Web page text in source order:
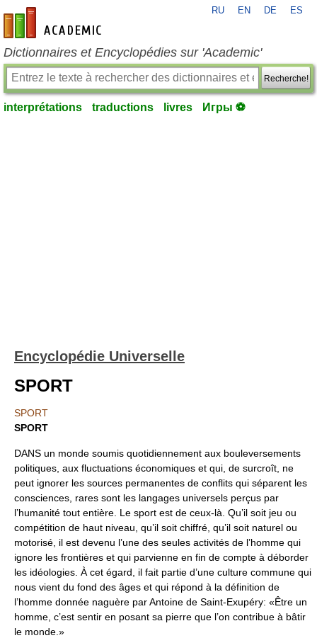
fr-academic.com
RU EN DE ES
Dictionnaires et Encyclopédies sur 'Academic'
Recherche!
interprétations traductions livres Игры ⚽
Encyclopédie Universelle
SPORT
SPORT
SPORT
DANS un monde soumis quotidiennement aux bouleversements
politiques, aux fluctuations économiques et qui, de surcroît, ne
peut ignorer les sources permanentes de conflits qui séparent les
consciences, rares sont les langages universels perçus par
l’humanité tout entière. Le sport est de ceux-là. Qu’il soit jeu ou
compétition de haut niveau, qu’il soit chiffré, qu’il soit naturel ou
motorisé, il est devenu l’une des seules activités de l’homme qui
ignore les frontières et qui parvienne en fin de compte à déborder
les idéologies. À cet égard, il fait partie d’une culture commune qui
nous vient du fond des âges et qui répond à la définition de
l’homme donnée naguère par Antoine de Saint-Exupéry: «Être un
homme, c’est sentir en posant sa pierre que l’on contribue à bâtir
le monde.»